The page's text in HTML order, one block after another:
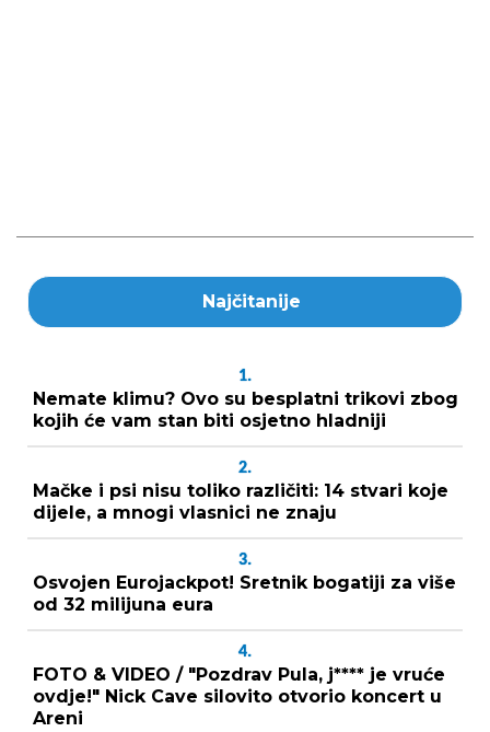
Najčitanije
1.
Nemate klimu? Ovo su besplatni trikovi zbog
kojih će vam stan biti osjetno hladniji
2.
Mačke i psi nisu toliko različiti: 14 stvari koje
dijele, a mnogi vlasnici ne znaju
3.
Osvojen Eurojackpot! Sretnik bogatiji za više
od 32 milijuna eura
4.
FOTO & VIDEO / "Pozdrav Pula, j**** je vruće
ovdje!" Nick Cave silovito otvorio koncert u
Areni